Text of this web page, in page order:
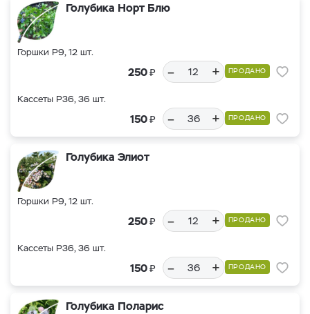
Голубика Норт Блю
Горшки Р9, 12 шт.
250₽ – + ПРОДАНО
Кассеты Р36, 36 шт.
150₽ – + ПРОДАНО
Голубика Элиот
Горшки Р9, 12 шт.
250₽ – + ПРОДАНО
Кассеты Р36, 36 шт.
150₽ – + ПРОДАНО
Голубика Поларис